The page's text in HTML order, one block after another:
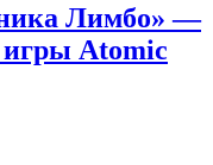
Лимбо» —
игры Atomic